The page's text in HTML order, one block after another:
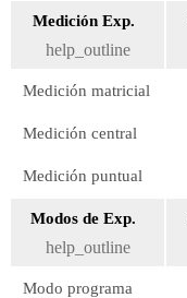
Medición Exp.
help_outline
Medición matricial
Medición central
Medición puntual
Modos de Exp.
help_outline
Modo programa